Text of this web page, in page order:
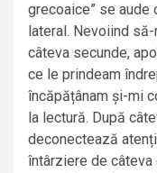
grecoaice” se
lateral. Nevoiind
câteva secunde,
ce le prindeam
încăpățânam și-mi
la lectură. După
deconectează
întârziere de câteva